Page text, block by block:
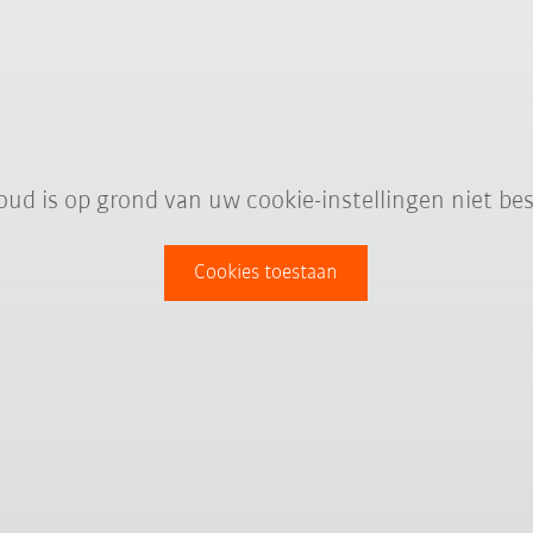
is op grond van uw cookie-instellingen niet
Cookies toestaan